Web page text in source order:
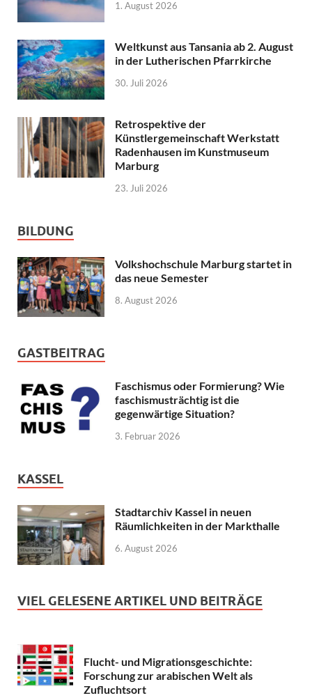
1. August 2026
Weltkunst aus Tansania ab 2. August
in der Lutherischen Pfarrkirche
30. Juli 2026
Retrospektive der
Künstlergemeinschaft Werkstatt
Radenhausen im Kunstmuseum
Marburg
23. Juli 2026
BILDUNG
Volkshochschule Marburg startet in
das neue Semester
8. August 2026
GASTBEITRAG
Faschismus oder Formierung? Wie
faschismusträchtig ist die
gegenwärtige Situation?
3. Februar 2026
KASSEL
Stadtarchiv Kassel in neuen
Räumlichkeiten in der Markthalle
6. August 2026
VIEL GELESENE ARTIKEL UND BEITRÄGE
Flucht- und Migrationsgeschichte:
Forschung zur arabischen Welt als
Zufluchtsort